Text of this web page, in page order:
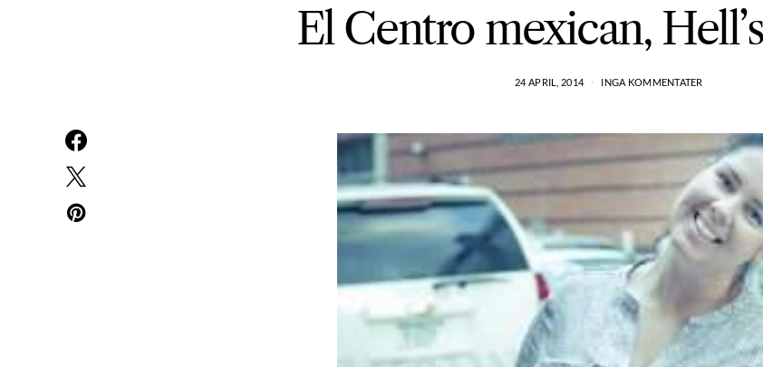
El Centro mexican,
24 APRIL, 2014 INGA KOMMENTATER